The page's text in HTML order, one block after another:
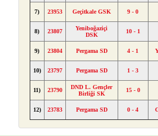
7) 23953 Geçitkale GSK 9 - 0
8) 23807
Yeniboğaziçi
DSK
10 - 1
9) 23804 Pergama SD 4 - 1
10) 23797 Pergama SD 1 - 3
11) 23790
DND L. Gençler
Birliği SK
15 - 0
12) 23783 Pergama SD 0 - 4